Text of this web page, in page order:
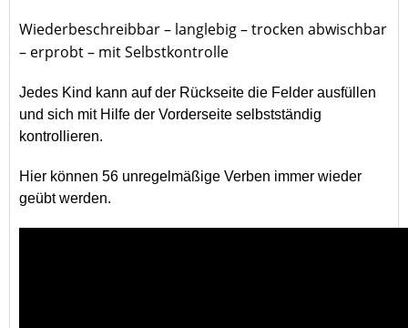
Wiederbeschreibbar – langlebig – trocken abwischbar
– erprobt – mit Selbstkontrolle
Jedes Kind kann auf der Rückseite die Felder ausfüllen
und sich mit Hilfe der Vorderseite selbstständig
kontrollieren.
Hier können 56 unregelmäßige Verben immer wieder
geübt werden.